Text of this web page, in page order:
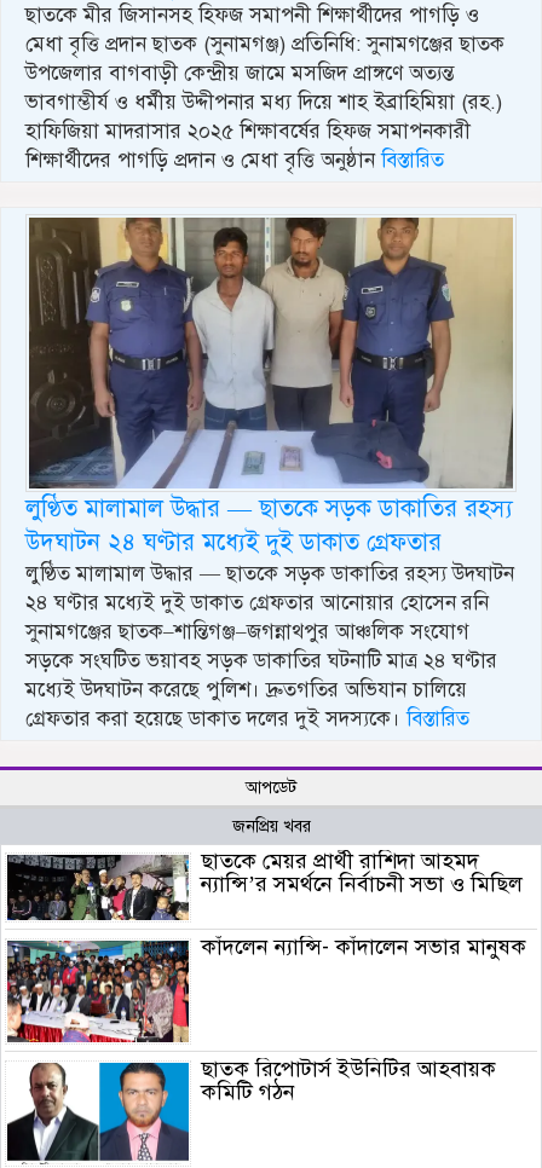
ছাতকে মীর জিসানসহ হিফজ সমাপনী শিক্ষার্থীদের পাগড়ি ও
মেধা বৃত্তি প্রদান ছাতক (সুনামগঞ্জ) প্রতিনিধি: সুনামগঞ্জের ছাতক
উপজেলার বাগবাড়ী কেন্দ্রীয় জামে মসজিদ প্রাঙ্গণে অত্যন্ত
ভাবগাম্ভীর্য ও ধর্মীয় উদ্দীপনার মধ্য দিয়ে শাহ ইব্রাহিমিয়া (রহ.)
হাফিজিয়া মাদরাসার ২০২৫ শিক্ষাবর্ষের হিফজ সমাপনকারী
শিক্ষার্থীদের পাগড়ি প্রদান ও মেধা বৃত্তি অনুষ্ঠানবিস্তারিত
লুণ্ঠিত মালামাল উদ্ধার — ছাতকে সড়ক ডাকাতির রহস্য
উদঘাটন ২৪ ঘণ্টার মধ্যেই দুই ডাকাত গ্রেফতার
লুণ্ঠিত মালামাল উদ্ধার — ছাতকে সড়ক ডাকাতির রহস্য উদঘাটন
২৪ ঘণ্টার মধ্যেই দুই ডাকাত গ্রেফতার আনোয়ার হোসেন রনি
সুনামগঞ্জের ছাতক–শান্তিগঞ্জ–জগন্নাথপুর আঞ্চলিক সংযোগ
সড়কে সংঘটিত ভয়াবহ সড়ক ডাকাতির ঘটনাটি মাত্র ২৪ ঘণ্টার
মধ্যেই উদঘাটন করেছে পুলিশ। দ্রুতগতির অভিযান চালিয়ে
গ্রেফতার করা হয়েছে ডাকাত দলের দুই সদস্যকে।বিস্তারিত
আপডেট
জনপ্রিয় খবর
ছাতকে মেয়র প্রার্থী রাশিদা আহমদ
ন্যান্সি’র সমর্থনে নির্বাচনী সভা ও মিছিল
কাঁদলেন ন্যান্সি- কাঁদালেন সভার মানুষক
ছাতক রিপোটার্স ইউনিটির আহবায়ক
কমিটি গঠন